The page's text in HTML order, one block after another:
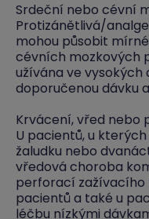
Srdeční nebo cévní
Protizánětlivá/
mohou působit
cévních mozkových
užívána ve
doporučenou dávku
Krvácení, vřed
U pacientů, u
žaludku nebo
vředová choroba
perforací zažívacího
pacientů a také u
léčbu nízkými